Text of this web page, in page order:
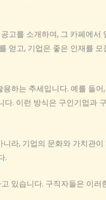
고를 소개하며, 그 카페에
얻고, 기업은 좋은 인재를
하는 추세입니다. 예를 들
. 이런 방식은 구인기업과
라, 기업의 문화와 가치관
.
있습니다. 구직자들은 이